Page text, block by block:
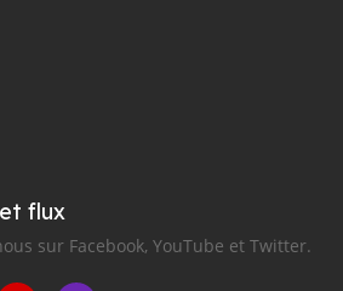
flux
sur Facebook, YouTube et Twitter.